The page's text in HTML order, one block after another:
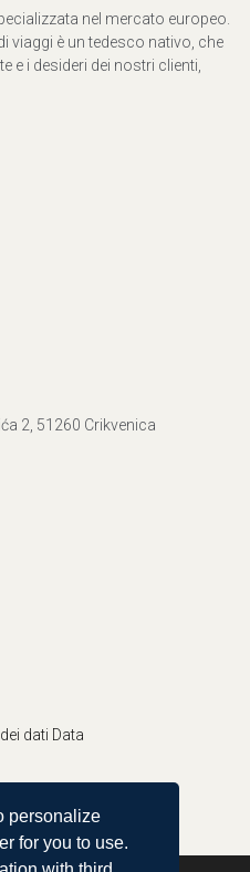
personalize
for you to use.
nel mercato europeo.
viaggi è un tedesco nativo, che
e i desideri dei nostri clienti,
2, 51260 Crikvenica
dati Data